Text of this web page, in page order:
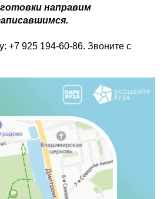
направим
+7 925 194-60-86. Звоните с